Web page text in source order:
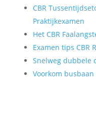
CBR
Praktijkexamen
Het CBR
Examen tips CBR
Snelweg dubbele
Voorkom